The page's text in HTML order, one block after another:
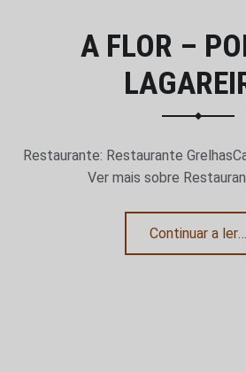
A FLOR –
Restaurante: Restaurante
Ver mais sobre
Continuar a ler…